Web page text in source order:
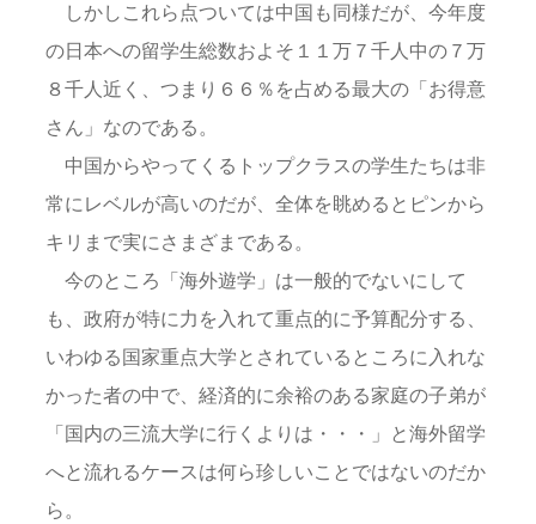
しかしこれら点ついては中国も同様だが、今年度
の日本への留学生総数およそ１１万７千人中の７万
８千人近く、つまり６６％を占める最大の「お得意
さん」なのである。
中国からやってくるトップクラスの学生たちは非
常にレベルが高いのだが、全体を眺めるとピンから
キリまで実にさまざまである。
今のところ「海外遊学」は一般的でないにして
も、政府が特に力を入れて重点的に予算配分する、
いわゆる国家重点大学とされているところに入れな
かった者の中で、経済的に余裕のある家庭の子弟が
「国内の三流大学に行くよりは・・・」と海外留学
へと流れるケースは何ら珍しいことではないのだか
ら。